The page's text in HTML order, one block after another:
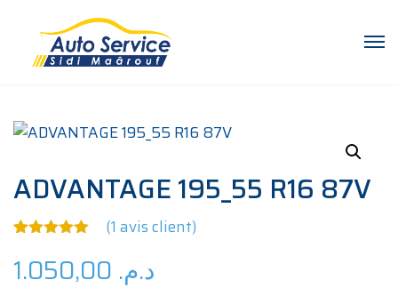
ADVANTAGE 195_55 R16 87V
sur 5
basé sur
(1 avis client)
د.م.